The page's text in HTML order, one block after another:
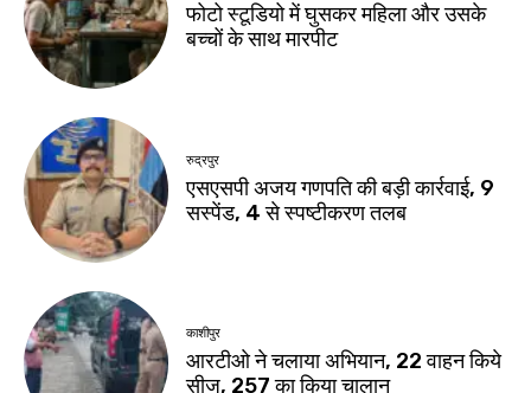
फोटो स्टूडियो में घुसकर महिला और उसके
बच्चों के साथ मारपीट
रुद्रपुर
एसएसपी अजय गणपति की बड़ी कार्रवाई, 9
सस्पेंड, 4 से स्पष्टीकरण तलब
काशीपुर
आरटीओ ने चलाया अभियान, 22 वाहन किये
सीज, 257 का किया चालान